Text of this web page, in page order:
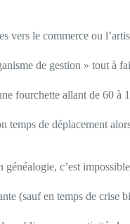
vers le commerce ou
de gestion » tout à
fourchette allant de 60
de déplacement
c’est
(sauf en temps de